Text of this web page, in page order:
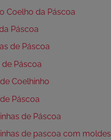
Coelho da Páscoa
Páscoa
de Páscoa
de Páscoa
Coelhinho
Páscoa
de Páscoa
de pascoa com moldes